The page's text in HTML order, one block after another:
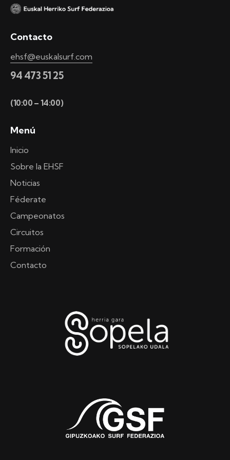
Contacto
ehsf@euskalsurf.com
94 473 51 25
(10:00 – 14:00)
Menú
Inicio
Sobre la EHSF
Noticias
Féderate
Campeonatos
Circuitos
Formación
Contacto